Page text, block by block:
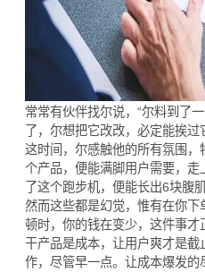
常常有伙伴找尔说，“尔料到了
了，尔想把它改改，必定能挨过
这时间，尔感触他的所有氛围
个产品，便能满脚用户需要，
了这个跑步机，便能长出6块腹肌
然而这些都是幻觉，惟有在你
顿时，你的钱在变少，这件事才
干产品是成本，让用户爽才是截
作，尽管早一点。让成本爆发